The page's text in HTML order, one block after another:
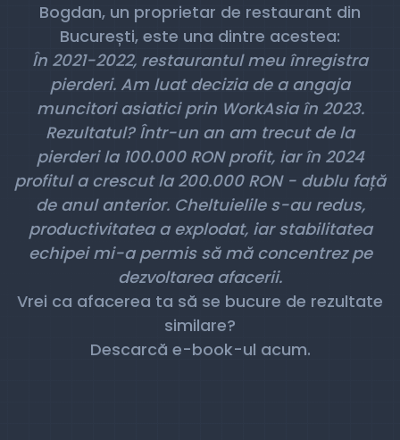
Bogdan, un proprietar de restaurant din
București, este una dintre acestea:
În 2021-2022, restaurantul meu înregistra
pierderi. Am luat decizia de a angaja
muncitori asiatici prin WorkAsia în 2023.
Rezultatul? Într-un an am trecut de la
pierderi la 100.000 RON profit, iar în 2024
profitul a crescut la 200.000 RON - dublu față
de anul anterior. Cheltuielile s-au redus,
productivitatea a explodat, iar stabilitatea
echipei mi-a permis să mă concentrez pe
dezvoltarea afacerii.
Vrei ca afacerea ta să se bucure de rezultate
similare?
Descarcă e-book-ul acum.